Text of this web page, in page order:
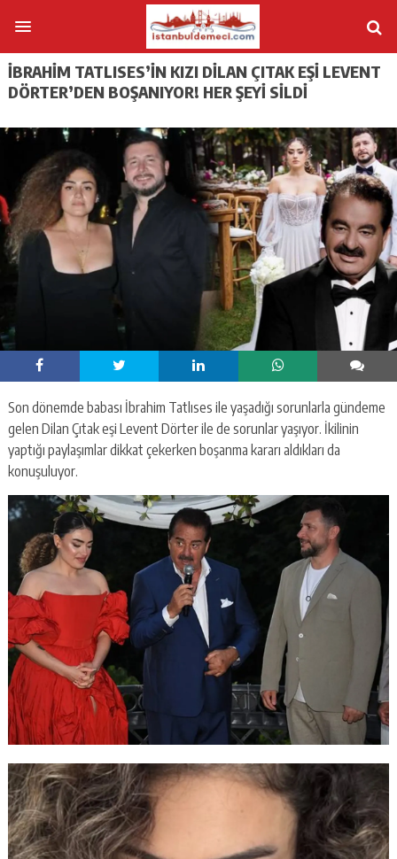
İBRAHIM TATLISES’IN KIZI DILAN ÇITAK EŞI LEVENT
DÖRTER’DEN BOŞANIYOR! HER ŞEYI SILDI
Son dönemde babası İbrahim Tatlıses ile yaşadığı sorunlarla gündeme
gelen Dilan Çıtak eşi Levent Dörter ile de sorunlar yaşıyor. İkilinin
yaptığı paylaşımlar dikkat çekerken boşanma kararı aldıkları da
konuşuluyor.